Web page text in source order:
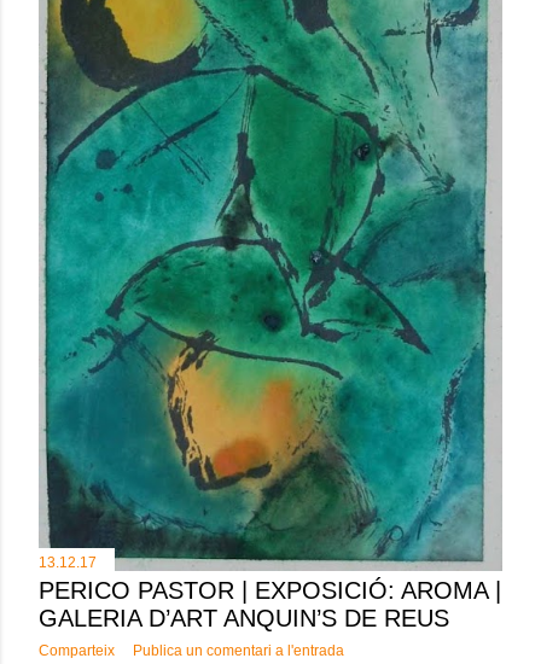
13.12.17
PERICO PASTOR | EXPOSICIÓ: AROMA |
GALERIA D’ART ANQUIN’S DE REUS
Comparteix Publica un comentari a l'entrada